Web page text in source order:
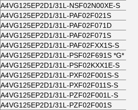
A4VG125EP2D1/31L-NSF02N00XE-S
A4VG125EP2D1/31L-PAF02F021S
A4VG125EP2D1/31L-PAF02F071D
A4VG125EP2D1/31L-PAF02F071S
A4VG125EP2D1/31L-PAF02FXX1S-S
A4VG125EP2D1/31L-PSF02F691S *G*
A4VG125EP2D1/31L-PSF02KXX1E-S
A4VG125EP2D1/31L-PXF02F001S-S
A4VG125EP2D1/31L-PXF02F011S-S
A4VG125EP2D1/31L-PZF02F001L-S
A4VG125EP2D1/31L-PZF02F001S